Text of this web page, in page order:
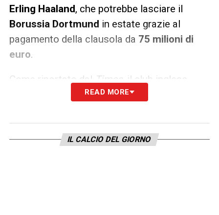
Erling Haaland, che potrebbe lasciare il
Borussia Dortmund in estate grazie al
pagamento della clausola da 75 milioni di
euro.
Come riportato dal Times
, il club inglese
sarebbe intenzionato ad anticipare la
concorrenza degli altri top club europei.
READ MORE
IL CALCIO DEL GIORNO